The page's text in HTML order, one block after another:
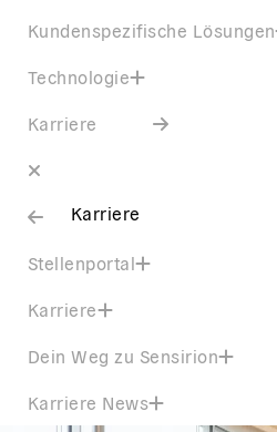
Kundenspezifische Lösungen
Technologie
Karriere
Karriere
Stellenportal
Karriere
Dein Weg zu Sensirion
Karriere News